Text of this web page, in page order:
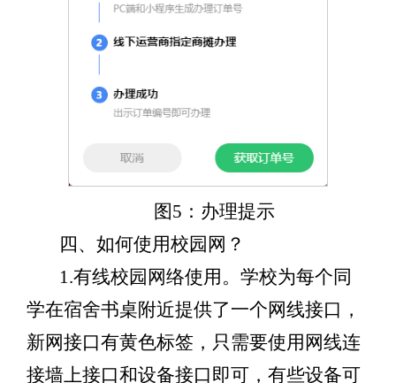
图5：办理提示
四、如何使用校园网？
1.有线校园网络使用 。学校为每个同
学在宿舍书桌附近提供了一个网线接口，
新网接口有黄色标签，只需要使用网线连
接墙上接口和设备接口即可，有些设备可